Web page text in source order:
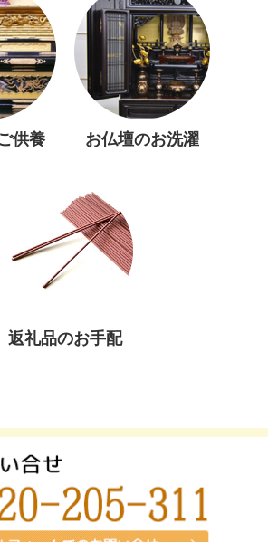
供養 お仏壇のお洗濯
返礼品のお手配